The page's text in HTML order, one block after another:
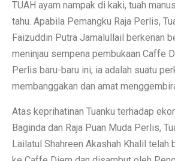
TUAH ayam nampak di kaki, tuah
tahu. Apabila Pemangku Raja Perlis,
Faizuddin Putra Jamalullail berkenan
meninjau sempena pembukaan Caffe
Perlis baru-baru ini, ia adalah suatu
membanggakan dan amat
Atas keprihatinan Tuanku terhadap
Baginda dan Raja Puan Muda Perlis,
Lailatul Shahreen Akashah Khalil telah